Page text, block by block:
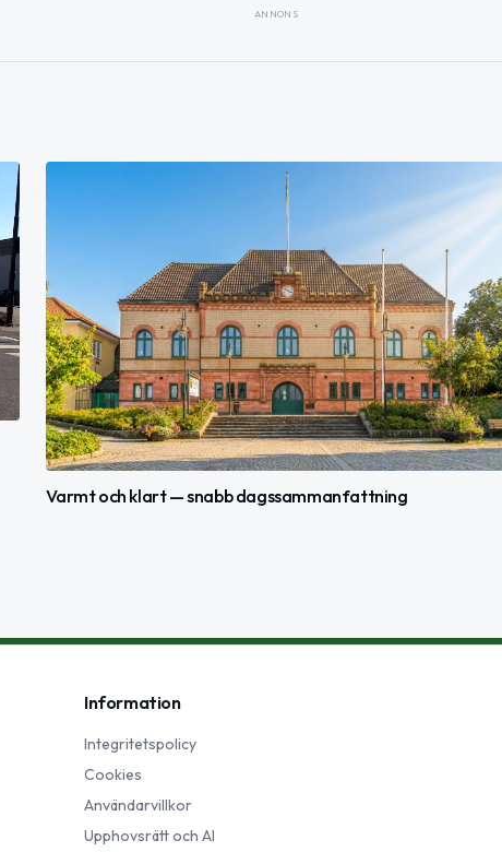
ANNONS
Varmt och klart — snabb dagssammanfattning
Information
Integritetspolicy
Cookies
Användarvillkor
Upphovsrätt och AI